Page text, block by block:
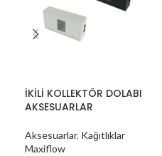
İKİLİ KOLLEKTÖR DOLABI
AKSESUARLAR
Aksesuarlar, Kağıtlıklar
Maxiflow